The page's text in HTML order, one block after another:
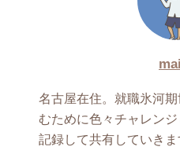
名古屋在住。就職氷河
むために色々チャレン
記録して共有していきま